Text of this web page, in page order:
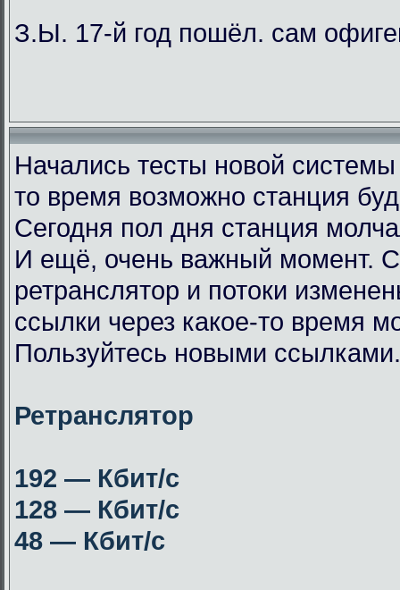
З.Ы. 17-й год пошёл. сам
Начались тесты новой
то время возможно станция
Сегодня пол дня станция
И ещё, очень важный момент.
ретранслятор и потоки
ссылки через какое-то время
Пользуйтесь новыми ссылками.
Ретранслятор
192 — Кбит/с
128 — Кбит/с
48 — Кбит/с